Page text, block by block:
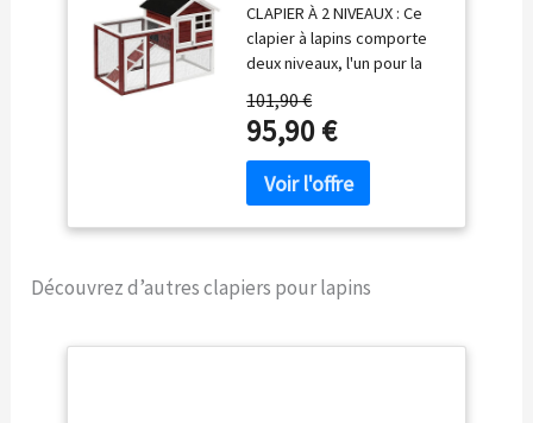
Rouge Brique
CLAPIER À 2 NIVEAUX : Ce
clapier à lapins comporte
deux niveaux, l'un pour la
pour la zone d'activité,
offrant de la place pour
garder plus d'un lapin ou
animal similaire
CONSTRUCTION SOLIDE :
Enclos pour animaux
sapin à 100 %, forme une
101,90 €
95,90 €
Découvrez d’autres clapiers pour lapins